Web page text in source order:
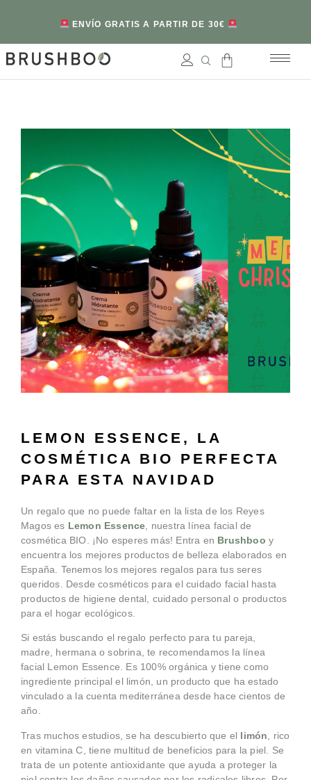
ENVÍO GRATIS A PARTIR DE 30€
LEMON ESSENCE, LA
COSMÉTICA BIO PERFECTA
PARA ESTA NAVIDAD
Un regalo que no puede faltar en la lista de los Reyes
Magos es Lemon Essence , nuestra línea facial de
cosmética BIO. ¡No esperes más! Entra en Brushboo y
encuentra los mejores productos de belleza elaborados en
España. Tenemos los mejores regalos para tus seres
queridos. Desde cosméticos para el cuidado facial hasta
productos de higiene dental, cuidado personal o productos
para el hogar ecológicos.
Si estás buscando el regalo perfecto para tu pareja,
madre, hermana o sobrina, te recomendamos la línea
facial Lemon Essence. Es 100% orgánica y tiene como
ingrediente principal el limón, un producto que ha estado
vinculado a la cuenta mediterránea desde hace cientos de
año.
Tras muchos estudios, se ha descubierto que el limón , rico
en vitamina C, tiene multitud de beneficios para la piel. Se
trata de un potente antioxidante que ayuda a proteger la